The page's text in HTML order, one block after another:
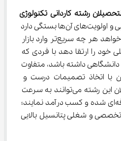
رشته ﻛﺎردانی ﺗﻜﻨﻮﻟﻮژی
به مسیر انتخابی و اولویت‌های آن‌ها بستگی دارد
و قطعاً برای فردی که می‌خواهد هر چه سریع‌تر وارد بازار
خود را ارتقا دهد با فردی که
داشته باشد، متفاوت
با اتخاذ تصمیمات درست و
هوشمندانه، فارغ‌التحصیلان این رشته می‌توانند به سرعت
وارد مسیر تخصصی و حرفه‌ای شده و کسب درآمد نمایند؛
و شغلی پتانسیل بالایی